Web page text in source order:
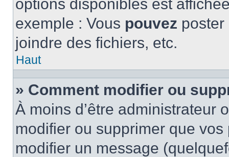
options disponibles est
exemple : Vous pouvez
joindre des fichiers, etc.
Haut
» Comment modifier ou
À moins d’être administrateur
modifier ou supprimer que
modifier un message